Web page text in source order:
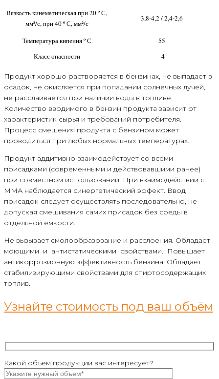
Вязкость кинематическая при 20 º С,
мм²/с, при 40 º С, мм²/с
3,8-4,2 / 2,4-2,6
Температура кипения º С
55
Класс опасности
4
Продукт хорошо растворяется в бензинах, не выпадает в
осадок, не окисляется при попадании солнечных лучей,
не расслаивается при наличии воды в топливе.
Количество вводимого в бензин продукта зависит от
характеристик сырья и требований потребителя.
Процесс смешения продукта с бензином может
проводиться при любых нормальных температурах.
Продукт аддитивно взаимодействует со всеми
присадками (современными и действовавшими ранее)
при совместном использовании. При взаимодействии с
ММА наблюдается синергетический эффект. Ввод
присадок следует осуществлять последовательно, не
допуская смешивания самих присадок без среды в
отдельной емкости.
Не вызывает смолообразование и расслоения. Обладает
моющими и антистатическими свойствами. Повышает
антикоррозионную эффективность бензина. Обладает
стабилизирующими свойствами для спиртосодержащих
топлив.
Узнайте стоимость под ваш объём
Какой объем продукции вас интересует?